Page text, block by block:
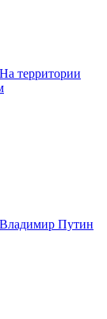
На территории
Владимир Путин